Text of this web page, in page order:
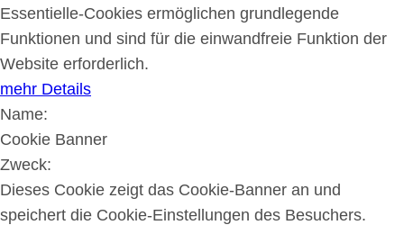
Essentielle-Cookies ermöglichen grundlegende
Funktionen und sind für die einwandfreie Funktion der
Website erforderlich.
mehr Details
Name:
Cookie Banner
Zweck:
Dieses Cookie zeigt das Cookie-Banner an und
speichert die Cookie-Einstellungen des Besuchers.